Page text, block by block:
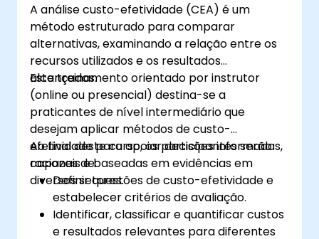
A análise custo-efetividade (CEA) é um
método estruturado para comparar
alternativas, examinando a relação entre os
recursos utilizados e os resultados
alcançados.
Este treinamento orientado por instrutor
(online ou presencial) destina-se a
praticantes de nível intermediário que
desejam aplicar métodos de custo-
efetividade para apoiar decisões informadas,
racionais e baseadas em evidências em
diversos setores.
Ao final deste curso, os participantes serão
capazes de:
Definir questões de custo-efetividade e
estabelecer critérios de avaliação.
Identificar, classificar e quantificar custos
e resultados relevantes para diferentes